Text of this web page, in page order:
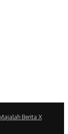
Berita X